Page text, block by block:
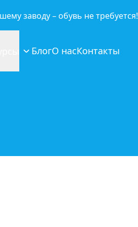
заводу – обувь не требуется!
БлогО насКонтакты